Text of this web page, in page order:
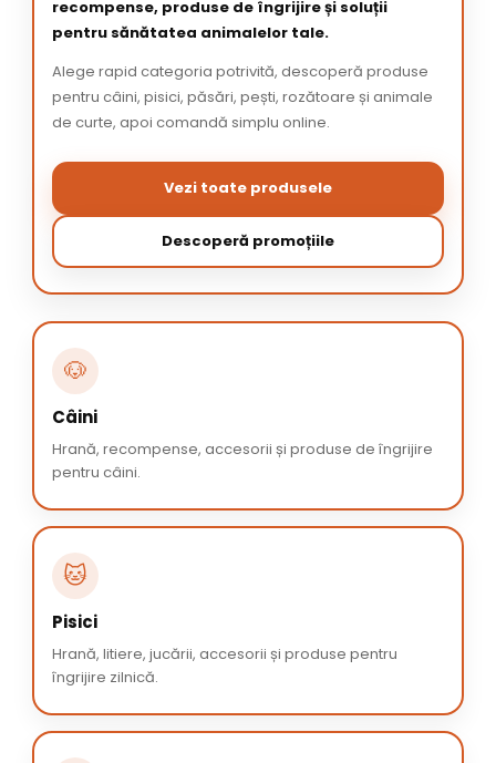
recompense, produse de îngrijire și soluții
pentru sănătatea animalelor tale.
Alege rapid categoria potrivită, descoperă produse
pentru câini, pisici, păsări, pești, rozătoare și animale
de curte, apoi comandă simplu online.
Vezi toate produsele
Descoperă promoțiile
🐶
Câini
Hrană, recompense, accesorii și produse de îngrijire
pentru câini.
🐱
Pisici
Hrană, litiere, jucării, accesorii și produse pentru
îngrijire zilnică.